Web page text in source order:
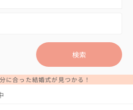
検索
に合った結婚式が見つかる！